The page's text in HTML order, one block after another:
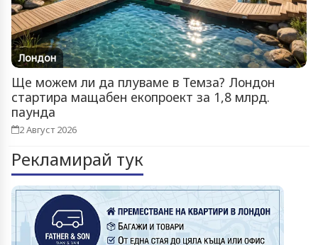
Лондон
Ще можем ли да плуваме в Темза? Лондон
стартира мащабен екопроект за 1,8 млрд.
паунда
2 Август 2026
Рекламирай тук